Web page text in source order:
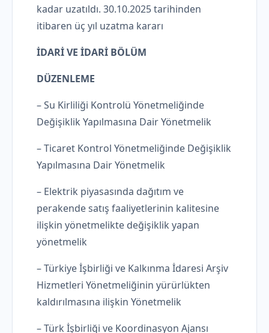
kadar uzatıldı. 30.10.2025 tarihinden
itibaren üç yıl uzatma kararı
İDARİ VE İDARİ BÖLÜM
DÜZENLEME
– Su Kirliliği Kontrolü Yönetmeliğinde
Değişiklik Yapılmasına Dair Yönetmelik
– Ticaret Kontrol Yönetmeliğinde Değişiklik
Yapılmasına Dair Yönetmelik
– Elektrik piyasasında dağıtım ve
perakende satış faaliyetlerinin kalitesine
ilişkin yönetmelikte değişiklik yapan
yönetmelik
– Türkiye İşbirliği ve Kalkınma İdaresi Arşiv
Hizmetleri Yönetmeliğinin yürürlükten
kaldırılmasına ilişkin Yönetmelik
– Türk İşbirliği ve Koordinasyon Ajansı